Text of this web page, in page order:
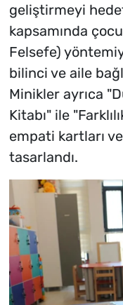
geliştirmeyi
kapsamında
Felsefe)
bilinci ve aile
Minikler ayrıca
Kitabı" ile
empati kartları
tasarlandı.